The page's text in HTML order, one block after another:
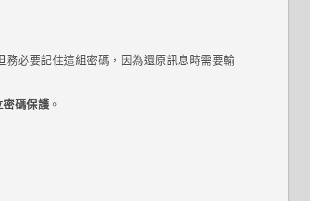
務必要記住這組密碼，因為還原訊息時需要輸
碼保護 。